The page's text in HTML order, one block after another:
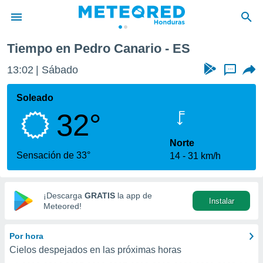
de
ha sido
calidad.
a este
las
y
digital
basada
Tiempo en Pedro Canario - ES
13:02 Sábado ...
Soleado
32°
Sensación de 33°
Norte
14
31 km/h
¡Descarga GRATIS la app de
Meteored!
Instalar
Por hora
Cielos despejados en las próximas horas